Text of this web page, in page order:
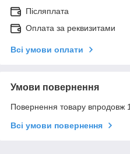
Післяплата
Оплата за реквизитами
Всі умови оплати
Умови повернення
Повернення товару впродовж
Всі умови повернення